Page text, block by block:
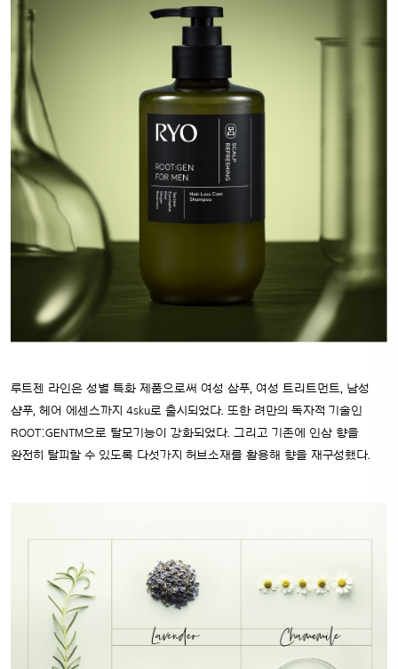
루트젠 라인은 성별 특화 제품으로써 여성 삼푸, 여성 트리트먼트, 남성
샴푸, 헤어 에센스까지 4sku로 출시되었다. 또한 려만의 독자적 기술인
ROOT:GENTM으로 탈모기능이 강화되었다. 그리고 기존에 인삼 향을
완전히 탈피할 수 있도록 다섯가지 허브소재를 활용해 향을 재구성했다.